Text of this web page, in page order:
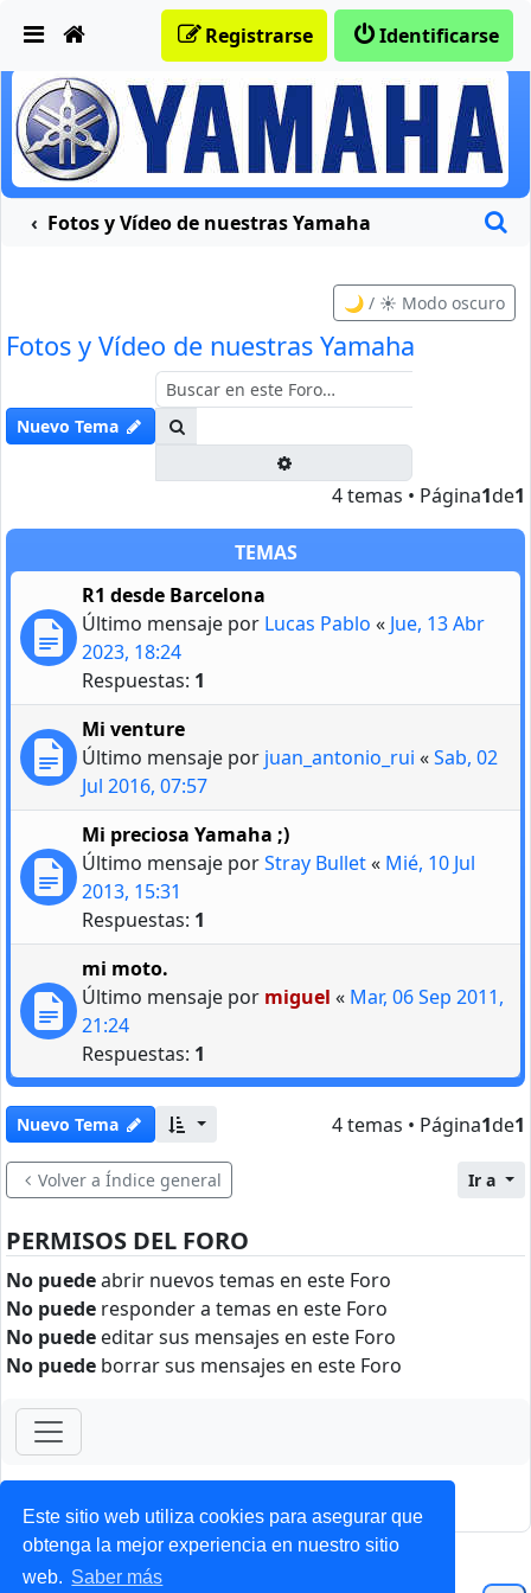
Este sitio web utiliza cookies para asegurar que
obtenga la mejor experiencia en nuestro sitio
web. Saber más
Identificarse
Registrarse
Fotos y Vídeo de nuestras Yamaha
🌙 / ☀️ Modo oscuro
Fotos y Vídeo de nuestras Yamaha
Nuevo Tema
4 temas • Página1de1
TEMAS
R1 desde Barcelona
Último mensaje por Lucas Pablo « Jue, 13 Abr
2023, 18:24
Respuestas: 1
Mi venture
Último mensaje por juan_antonio_rui «Sab, 02
Jul 2016, 07:57
Mi preciosa Yamaha ;)
Último mensaje porStray Bullet« Mié, 10 Jul
2013, 15:31
Respuestas: 1
mi moto.
Último mensaje por miguel « Mar, 06 Sep 2011,
21:24
Respuestas: 1
Nuevo Tema 4 temas • Página1de1
Volver a Índice general Ir a
PERMISOS DEL FORO
No puedeabrir nuevos temas en este Foro
No puede responder a temas en este Foro
No puede editar sus mensajes en este Foro
No puede borrar sus mensajes en este Foro
ForoClub 2025
Privacidad| Condiciones